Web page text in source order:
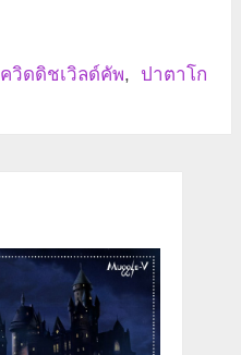
ควิดดิชเวิลด์คัพ,
ปาตาโก